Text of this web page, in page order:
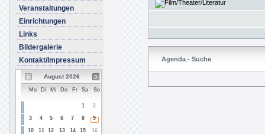
Veranstaltungen
Einrichtungen
Links
Bildergalerie
Kontakt/Impressum
August 2026
Mo Di Mi Do Fr Sa So
1 2
3 4 5 6 7 8 9
10 11 12 13 14 15 16
Agenda - Suche